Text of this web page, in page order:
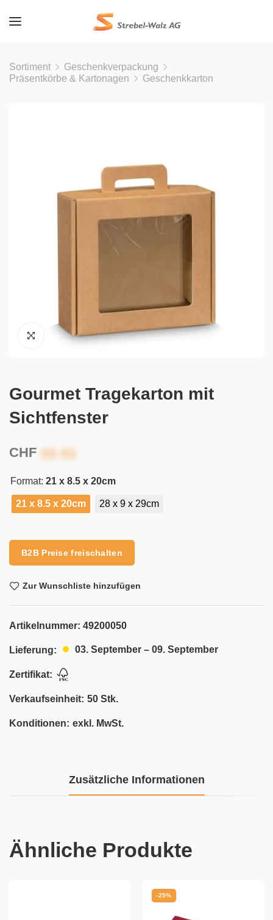
Sortiment
Geschenkverpackung
Präsentkörbe & Kartonagen
Geschenkkarton
Gourmet Tragekarton mit
Sichtfenster
CHF
Format: 21 x 8.5 x 20cm
21 x 8.5 x 20cm 28 x 9 x 29cm
B2B Preise freischalten
Zur Wunschliste hinzufügen
Artikelnummer: 49200050
Lieferung: 03. September – 09. September
Zertifikat:
Verkaufseinheit: 50 Stk.
Konditionen: exkl. MwSt.
Zusätzliche Informationen
Ähnliche Produkte
-25%